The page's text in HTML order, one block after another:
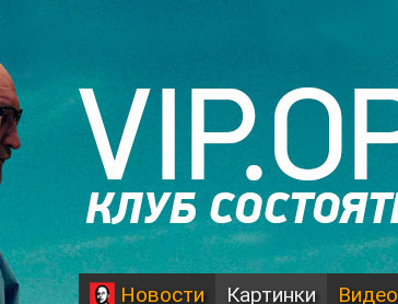
Новости Картинки Видео